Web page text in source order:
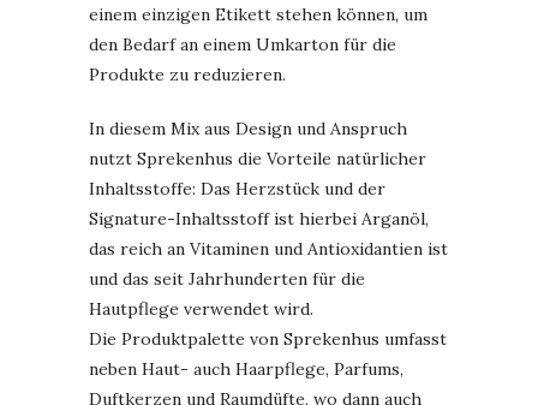
einem einzigen Etikett stehen können, um
den Bedarf an einem Umkarton für die
Produkte zu reduzieren.
In diesem Mix aus Design und Anspruch
nutzt Sprekenhus die Vorteile natürlicher
Inhaltsstoffe: Das Herzstück und der
Signature-Inhaltsstoff ist hierbei Arganöl,
das reich an Vitaminen und Antioxidantien ist
und das seit Jahrhunderten für die
Hautpflege verwendet wird.
Die Produktpalette von Sprekenhus umfasst
neben Haut- auch Haarpflege, Parfums,
Duftkerzen und Raumdüfte, wo dann auch